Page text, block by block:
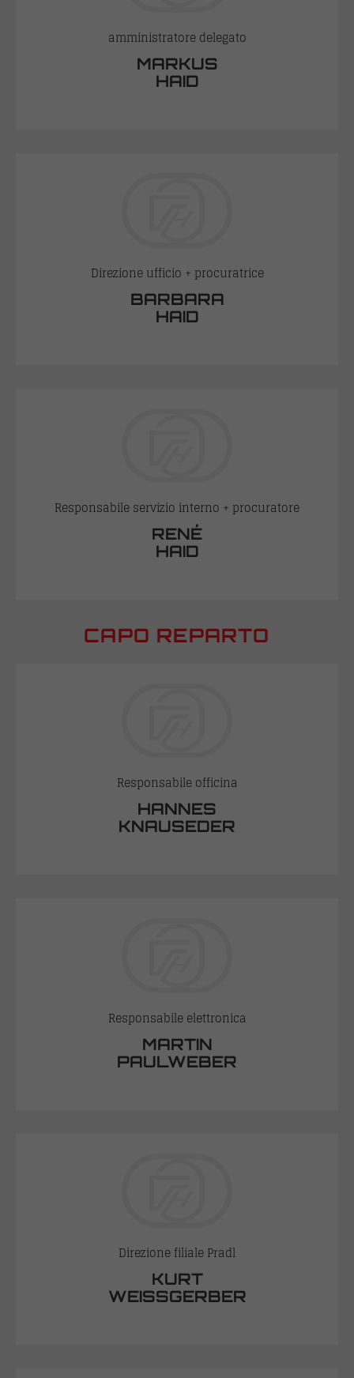
amministratore delegato
MARKUS
HAID
Direzione ufficio + procuratrice
BARBARA
HAID
Responsabile servizio interno + procuratore
RENÉ
HAID
CAPO REPARTO
Responsabile officina
HANNES
KNAUSEDER
Responsabile elettronica
MARTIN
PAULWEBER
Direzione filiale Pradl
KURT
WEISSGERBER